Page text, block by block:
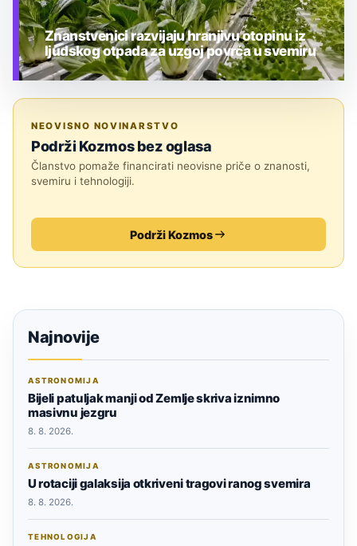
Znanstvenici razvijaju hranjivu otopinu iz
ljudskog otpada za uzgoj povrća u svemiru
NEOVISNO NOVINARSTVO
Podrži Kozmos bez oglasa
Članstvo pomaže financirati neovisne priče o znanosti,
svemiru i tehnologiji.
Podrži Kozmos
Najnovije
ASTRONOMIJA
Bijeli patuljak manji od Zemlje skriva iznimno
masivnu jezgru
8. 8. 2026.
ASTRONOMIJA
U rotaciji galaksija otkriveni tragovi ranog svemira
8. 8. 2026.
TEHNOLOGIJA